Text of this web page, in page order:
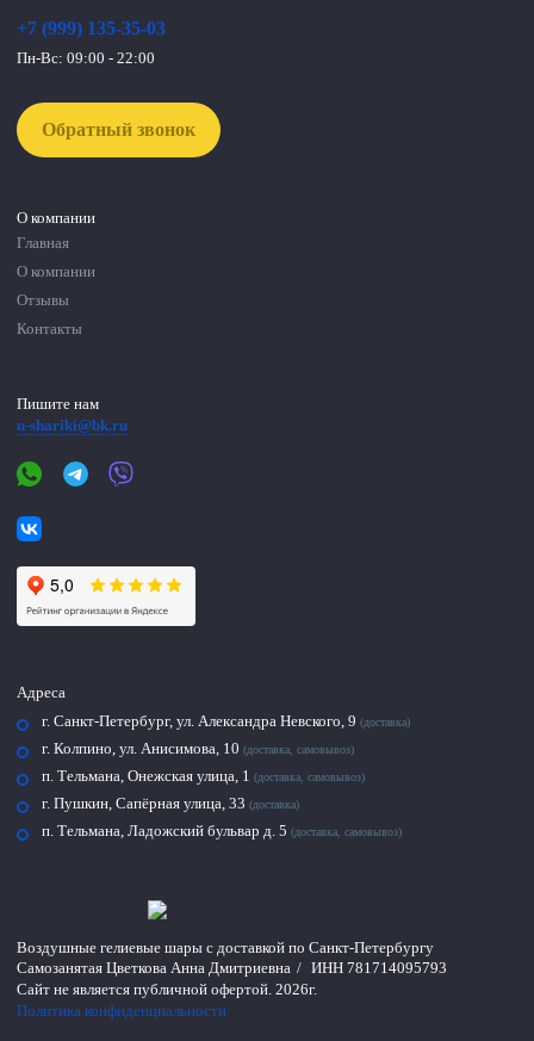
Воздушные гелиевые шары с доставкой по Санкт-Петербургу
Самозанятая Цветкова Анна Дмитриевна / ИНН 781714095793
Сайт не является публичной офертой. 2026г.
Политика конфиденциальности
О компании
Главная
О компании
Отзывы
Контакты
Пишите нам
u-shariki@bk.ru
Адреса
г. Санкт-Петербург, ул. Александра Невского, 9 (доставка)
г. Колпино, ул. Анисимова, 10 (доставка, самовывоз)
п. Тельмана, Онежская улица, 1 (доставка, самовывоз)
г. Пушкин, Сапёрная улица, 33 (доставка)
п. Тельмана, Ладожский бульвар д. 5 (доставка, самовывоз)
+7 (999) 135-35-03
Пн-Вс: 09:00 - 22:00
Обратный звонок